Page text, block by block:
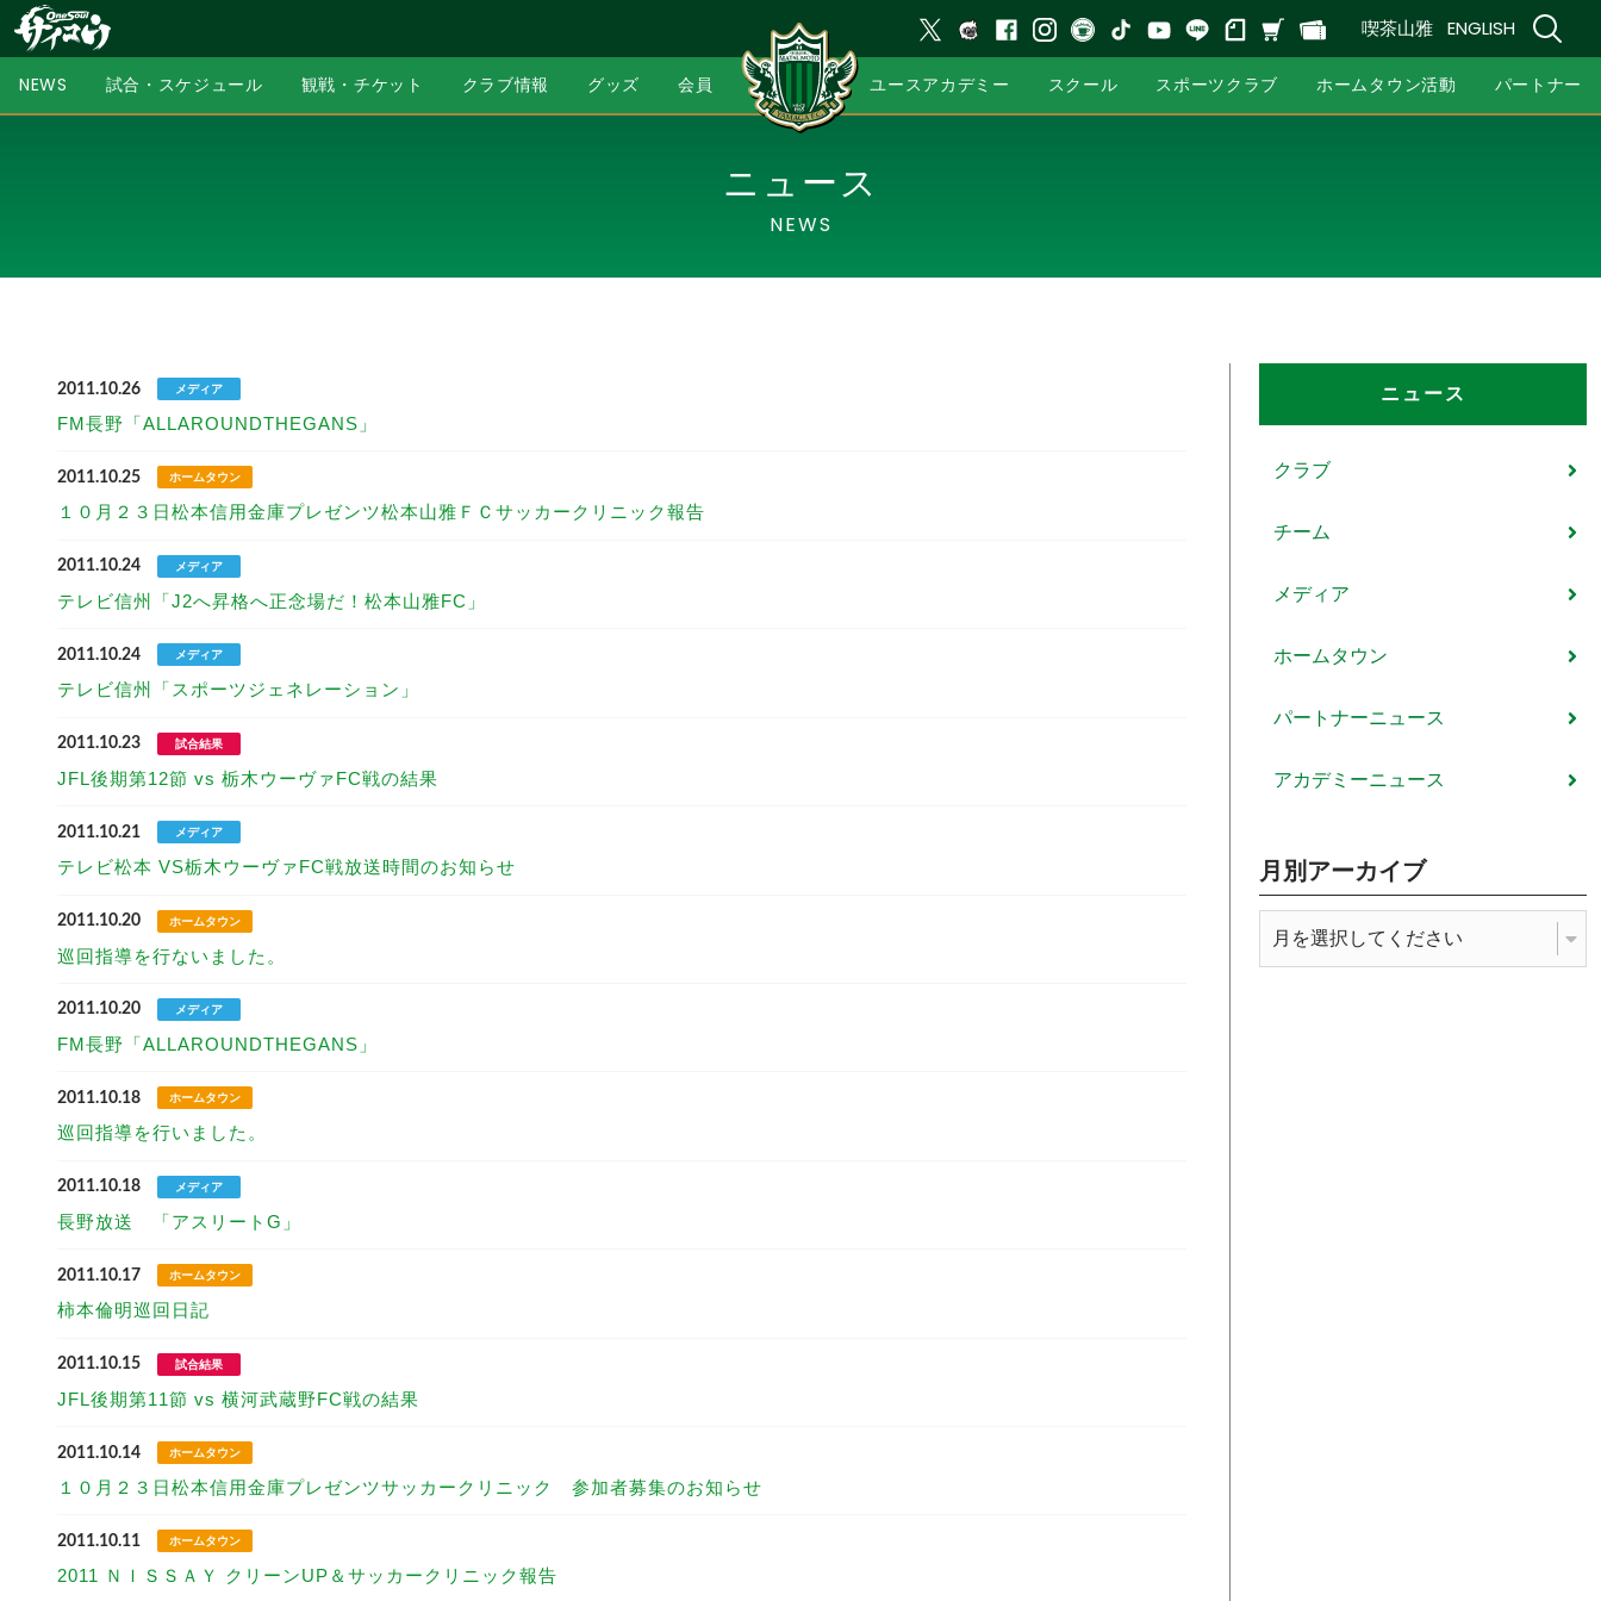
喫茶山雅 ENGLISH
NEWS 試合・スケジュール 観戦・チケット クラブ情報 グッズ 会員 ユースアカデミー スクール スポーツクラブ ホームタウン活動 パートナー
ニュース
NEWS
2011.10.26 メディア
FM長野「ALLAROUNDTHEGANS」
2011.10.25 ホームタウン
１０月２３日松本信用金庫プレゼンツ松本山雅ＦＣサッカークリニック報告
2011.10.24 メディア
テレビ信州「J2へ昇格へ正念場だ！松本山雅FC」
2011.10.24 メディア
テレビ信州「スポーツジェネレーション」
2011.10.23 試合結果
JFL後期第12節 vs 栃木ウーヴァFC戦の結果
2011.10.21 メディア
テレビ松本 VS栃木ウーヴァFC戦放送時間のお知らせ
2011.10.20 ホームタウン
巡回指導を行ないました。
2011.10.20 メディア
FM長野「ALLAROUNDTHEGANS」
2011.10.18 ホームタウン
巡回指導を行いました。
2011.10.18 メディア
長野放送 「アスリートG」
2011.10.17 ホームタウン
柿本倫明巡回日記
2011.10.15 試合結果
JFL後期第11節 vs 横河武蔵野FC戦の結果
2011.10.14 ホームタウン
１０月２３日松本信用金庫プレゼンツサッカークリニック 参加者募集のお知らせ
2011.10.11 ホームタウン
2011 ＮＩＳＳＡＹ クリーンUP＆サッカークリニック報告
ニュース
クラブ
チーム
メディア
ホームタウン
パートナーニュース
アカデミーニュース
月別アーカイブ